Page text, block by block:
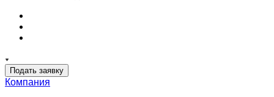
Подать заявку
Компания